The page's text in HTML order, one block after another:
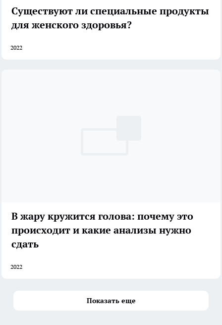
Существуют ли специальные продукты
для женского здоровья?
2022
В жару кружится голова: почему это
происходит и какие анализы нужно
сдать
2022
Показать еще